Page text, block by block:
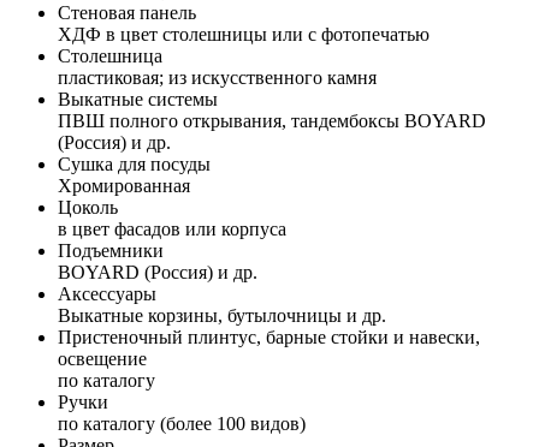
Стеновая панель
ХДФ в цвет столешницы или с фотопечатью
Столешница
пластиковая; из искусственного камня
Выкатные системы
ПВШ полного открывания, тандембоксы BOYARD
(Россия) и др.
Сушка для посуды
Хромированная
Цоколь
в цвет фасадов или корпуса
Подъемники
BOYARD (Россия) и др.
Аксессуары
Выкатные корзины, бутылочницы и др.
Пристеночный плинтус, барные стойки и навески,
освещение
по каталогу
Ручки
по каталогу (более 100 видов)